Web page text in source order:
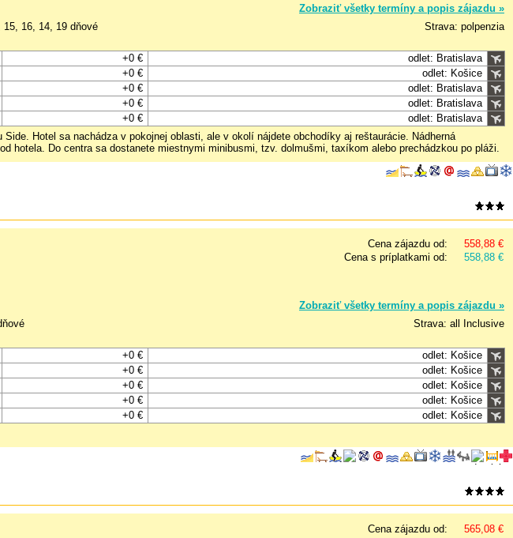
Zobraziť všetky termíny a popis zájazdu »
16, 14, 19 dňové
Strava: polpenzia
+0 €
odlet: Bratislava
+0 €
odlet: Košice
+0 €
odlet: Bratislava
+0 €
odlet: Bratislava
+0 €
odlet: Bratislava
Hotel sa nachádza v pokojnej oblasti, ale v okolí nájdete obchodíky aj reštaurácie. Nádherná
Do centra sa dostanete miestnymi minibusmi, tzv. dolmušmi, taxíkom alebo prechádzkou po pláži.
Cena zájazdu od:
558,88 €
Cena s príplatkami od:
558,88 €
Zobraziť všetky termíny a popis zájazdu »
Strava: all Inclusive
+0 €
odlet: Košice
+0 €
odlet: Košice
+0 €
odlet: Košice
+0 €
odlet: Košice
+0 €
odlet: Košice
Cena zájazdu od:
565,08 €